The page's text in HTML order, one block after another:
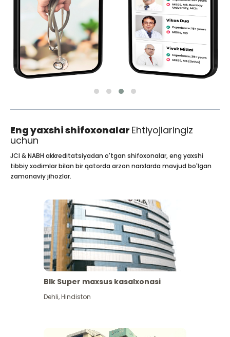
Eng yaxshi shifoxonalar Ehtiyojlaringiz
uchun
JCI & NABH akkreditatsiyadan o'tgan shifoxonalar, eng yaxshi
tibbiy xodimlar bilan bir qatorda arzon narxlarda mavjud bo'lgan
zamonaviy jihozlar.
Blk Super maxsus kasalxonasi
Dehli,Hindiston